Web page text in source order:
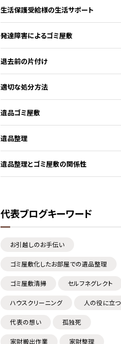
生活保護受給様の生活サポート
発達障害によるゴミ屋敷
退去前の片付け
適切な処分方法
遺品ゴミ屋敷
遺品整理
遺品整理とゴミ屋敷の関係性
代表ブログキーワード
お引越しのお手伝い
ゴミ屋敷化したお部屋での遺品整理
ゴミ屋敷清掃 セルフネグレクト
ハウスクリーニング 人の役に立つ
代表の想い 孤独死
家財搬出作業 家財整理